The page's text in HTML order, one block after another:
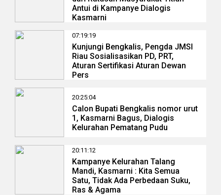
Antui di Kampanye Dialogis
Kasmarni
07:19:19
Kunjungi Bengkalis, Pengda JMSI
Riau Sosialisasikan PD, PRT,
Aturan Sertifikasi Aturan Dewan
Pers
20:25:04
Calon Bupati Bengkalis nomor urut
1, Kasmarni Bagus, Dialogis
Kelurahan Pematang Pudu
20:11:12
Kampanye Kelurahan Talang
Mandi, Kasmarni : Kita Semua
Satu, Tidak Ada Perbedaan Suku,
Ras & Agama